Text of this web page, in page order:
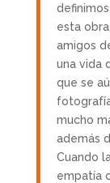
esta
amigos
una vida
que se
mucho
además
Cuando
empatía